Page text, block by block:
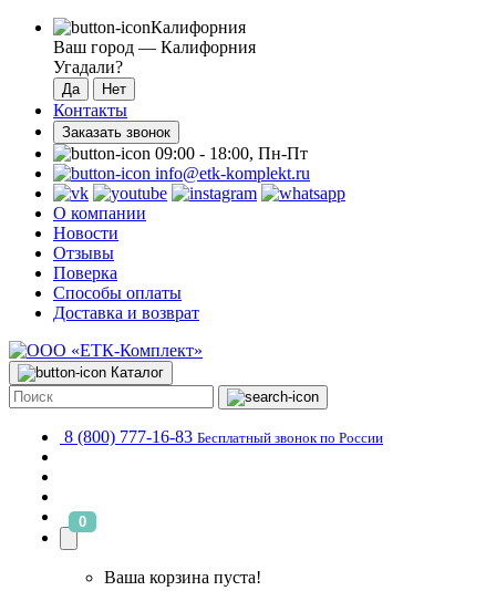
Калифорния
Ваш город — Калифорния
Угадали?
Контакты
Заказать звонок
09:00 - 18:00, Пн-Пт
info@etk-komplekt.ru
О компании
Новости
Отзывы
Поверка
Способы оплаты
Доставка и возврат
Каталог
8 (800) 777-16-83 Бесплатный звонок по России
0
Ваша корзина пуста!